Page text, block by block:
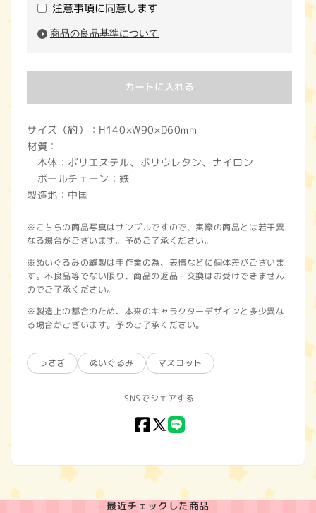
注意事項に同意します
商品の良品基準について
カートに入れる
サイズ（約）：H140×W90×D60mm
材質：
本体：ポリエステル、ポリウレタン、ナイロン
ボールチェーン：鉄
製造地：中国
※こちらの商品写真はサンプルですので、実際の商品とは若干異
なる場合がございます。予めご了承ください。
※ぬいぐるみの縫製は手作業の為、表情などに個体差がございま
す。不良品等でない限り、商品の返品・交換はお受けできません
のでご了承ください。
※製造上の都合のため、本来のキャラクターデザインと多少異な
る場合がございます。予めご了承ください。
うさぎ ぬいぐるみ マスコット
SNSでシェアする
Facebook
X
LINE
最近チェックした商品